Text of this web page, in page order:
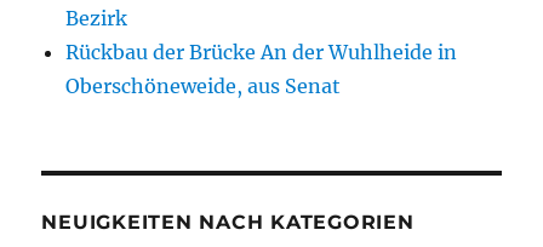
Bezirk
Rückbau der Brücke An der Wuhlheide in
Oberschöneweide, aus Senat
NEUIGKEITEN NACH KATEGORIEN